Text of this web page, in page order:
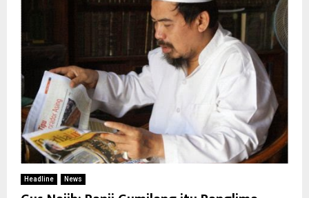
Headline News